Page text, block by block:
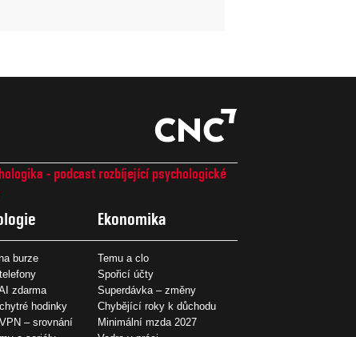
- podcast rozbíjející psychologické
burze
zdarma
hodinky
– srovnání
Ekonomika
Temu a clo
Spořicí účty
Superdávka – změny
Chybějící roky k důchodu
Minimální mzda 2027